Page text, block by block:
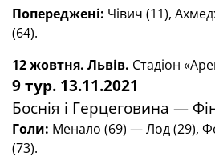
Попереджені: Чівич (11),
(64).
12 жовтня. Львів. Стадіон
9 тур. 13.11.2021
Боснія і Герцеговина —
Голи: Менало (69) — Лод (29),
(73).